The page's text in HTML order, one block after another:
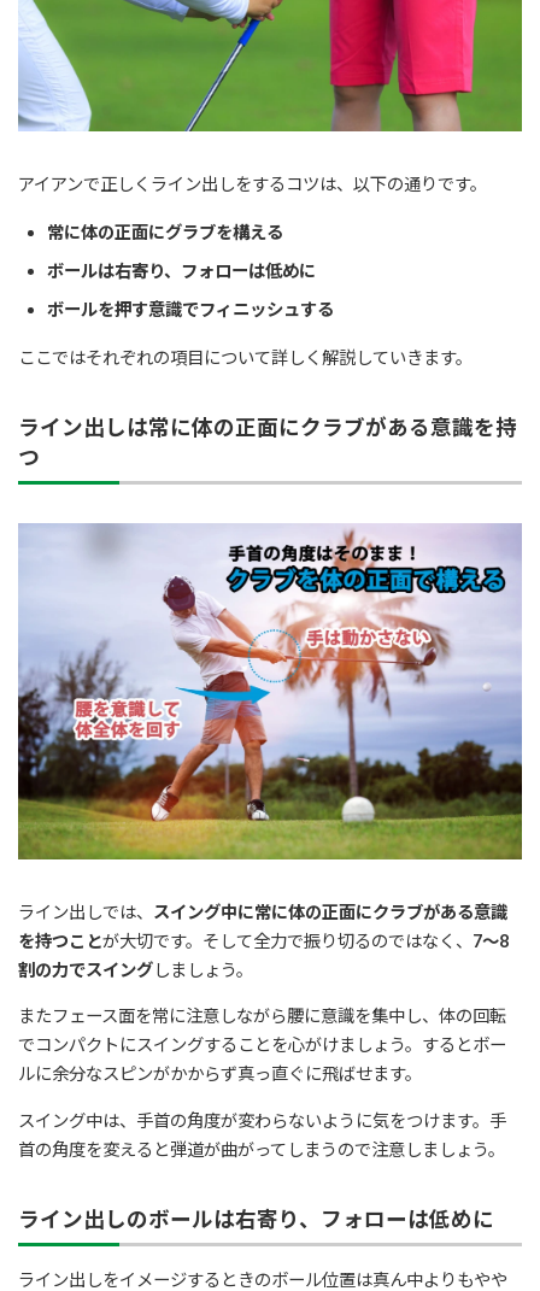
アイアンで正しくライン出しをするコツは、以下の通りです。
常に体の正面にグラブを構える
ボールは右寄り、フォローは低めに
ボールを押す意識でフィニッシュする
ここではそれぞれの項目について詳しく解説していきます。
ライン出しは常に体の正面にクラブがある意識を持
つ
ライン出しでは、 スイング中に常に体の正面にクラブがある意識
を持つことが大切です。そして全力で振り切るのではなく、 7～8
割の力でスイングしましょう。
またフェース面を常に注意しながら腰に意識を集中し、体の回転
でコンパクトにスイングすることを心がけましょう。するとボー
ルに余分なスピンがかからず真っ直ぐに飛ばせます。
スイング中は、手首の角度が変わらないように気をつけます。手
首の角度を変えると弾道が曲がってしまうので注意しましょう。
ライン出しのボールは右寄り、フォローは低めに
ライン出しをイメージするときのボール位置は真ん中よりもやや